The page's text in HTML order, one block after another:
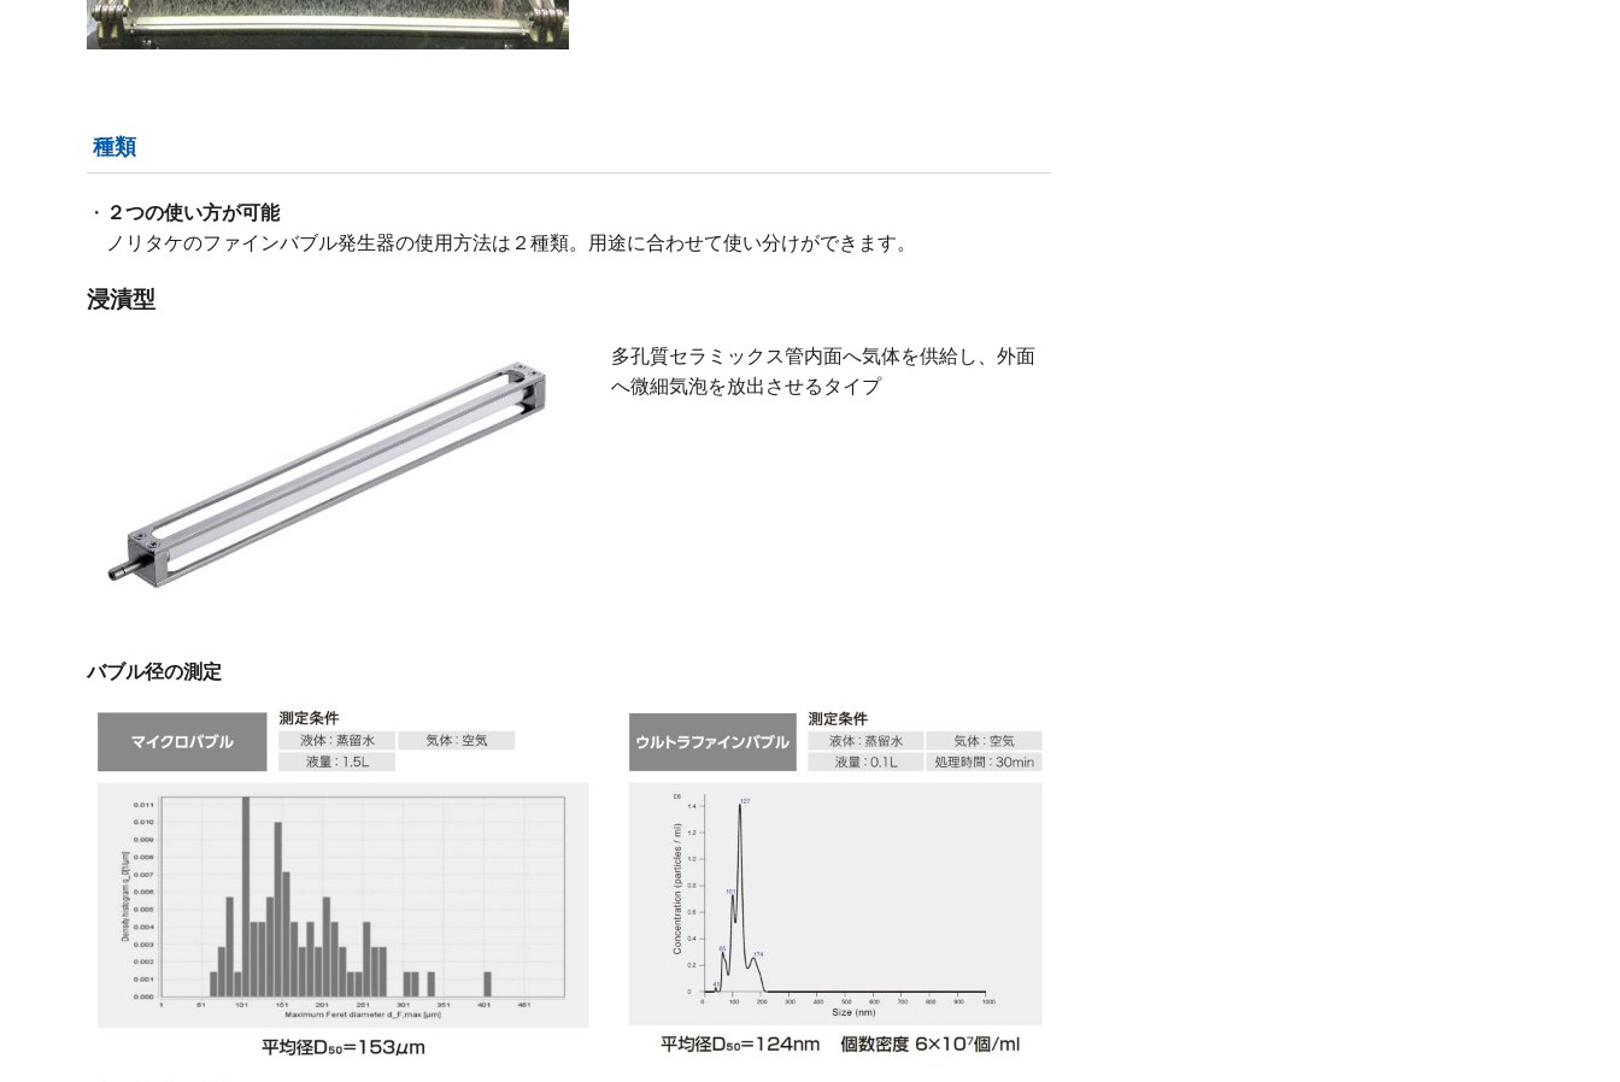
種類
２つの使い方が可能
ノリタケのファインバブル発生器の使用方法は２種類。用途に合わせて使い分けができます。
浸漬型
多孔質セラミックス管内面へ気体を供給し、外面
へ微細気泡を放出させるタイプ
バブル径の測定